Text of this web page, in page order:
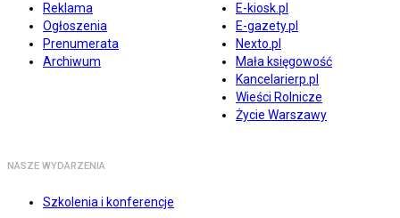
Reklama
Ogłoszenia
Prenumerata
Archiwum
E-kiosk.pl
E-gazety.pl
Nexto.pl
Mała księgowość
Kancelarierp.pl
Wieści Rolnicze
Życie Warszawy
NASZE WYDARZENIA
Szkolenia i konferencje